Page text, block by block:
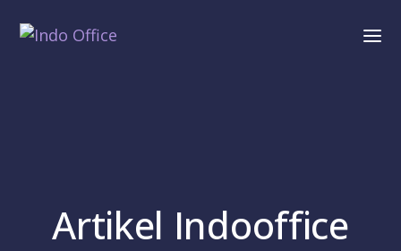
Artikel Indooffice